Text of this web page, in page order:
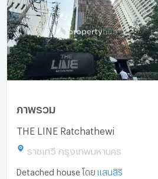
ภาพรวม
THE LINE Ratchathewi
ราชเทวี กรุงเทพมหานคร
Detached house โดย แสนสิริ